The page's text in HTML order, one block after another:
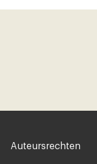
Voet
Auteursrechten